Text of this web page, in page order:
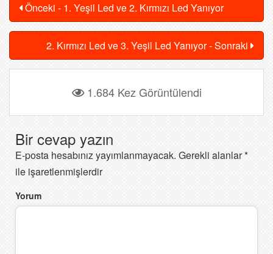
Önceki - 1. Yeşil Led ve 2. Kırmızı Led Yanıyor
2. Kırmızı Led ve 3. Yeşil Led Yanıyor - Sonraki
1.684 Kez Görüntülendi
Bir cevap yazın
E-posta hesabınız yayımlanmayacak. Gerekli alanlar*
ile işaretlenmişlerdir
Yorum